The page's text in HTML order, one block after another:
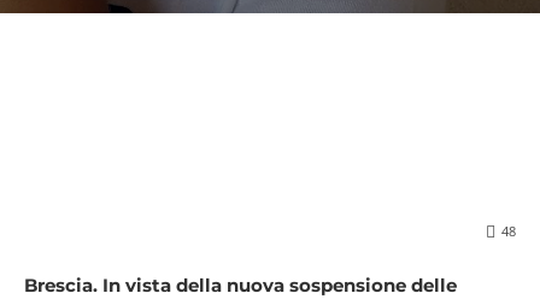
48
Brescia. In vista della nuova sospensione delle